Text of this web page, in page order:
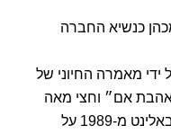
בעודו מכהן כנשיא החברה
ידי מאמרה החיוני של
לאם ואהבת אם״ וחצי מאה
מאוחר יותר על ידי מאמרה של אניד באלינט מ-1989 על